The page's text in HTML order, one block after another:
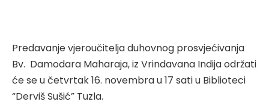
Predavanje vjeroučitelja duhovnog prosvjećivanja
Bv. Damodara Maharaja, iz Vrindavana Indijaodržati
će se u četvrtak 16. novembra u 17 sati u Biblioteci
“Derviš Sušić” Tuzla.